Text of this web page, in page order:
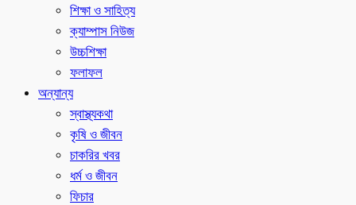
শিক্ষা ও সাহিত্য
ক্যাম্পাস নিউজ
উচ্চশিক্ষা
ফলাফল
অন্যান্য
স্বাস্থ্যকথা
কৃষি ও জীবন
চাকরির খবর
ধর্ম ও জীবন
ফিচার